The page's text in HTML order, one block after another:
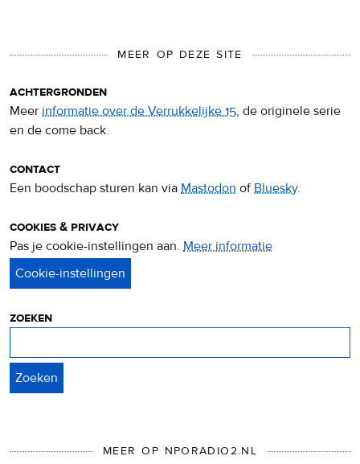
MEER OP DEZE SITE
achtergronden
Meer informatie over de Verrukkelijke 15, de originele serie
en de come back.
contact
Een boodschap sturen kan via Mastodon ofBluesky.
cookies & privacy
Pas je cookie-instellingen aan. Meer informatie
zoeken
MEER OP NPORADIO2.NL